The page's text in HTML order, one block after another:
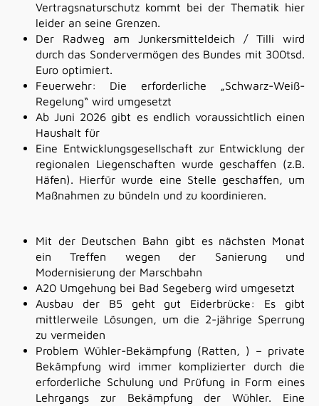
Vertragsnaturschutz kommt bei der Thematik hier
leider an seine Grenzen.
Der Radweg am Junkersmitteldeich / Tilli wird
durch das Sondervermögen des Bundes mit 300tsd.
Euro optimiert.
Feuerwehr:
Die erforderliche
„Schwarz-Weiß-
Regelung“ wird umgesetzt
Ab Juni 2026 gibt es endlich voraussichtlich einen
Haushalt für
Eine Entwicklungsgesellschaft zur Entwicklung der
regionalen Liegenschaften wurde geschaffen (z.B.
Häfen). Hierfür wurde eine Stelle geschaffen, um
Maßnahmen zu bündeln und zu koordinieren.
Mit der Deutschen Bahn gibt es nächsten Monat
ein Treffen wegen der Sanierung und
Modernisierung der Marschbahn
A20 Umgehung bei Bad Segeberg wird umgesetzt
Ausbau der B5 geht gut Eiderbrücke: Es gibt
mittlerweile Lösungen, um die 2-jährige Sperrung
zu vermeiden
Problem Wühler-Bekämpfung (Ratten, ) – private
Bekämpfung wird immer komplizierter durch die
erforderliche Schulung und Prüfung in Form eines
Lehrgangs zur Bekämpfung der Wühler. Eine